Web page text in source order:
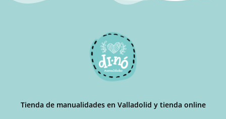
Tienda de manualidades en Valladolid y tienda online